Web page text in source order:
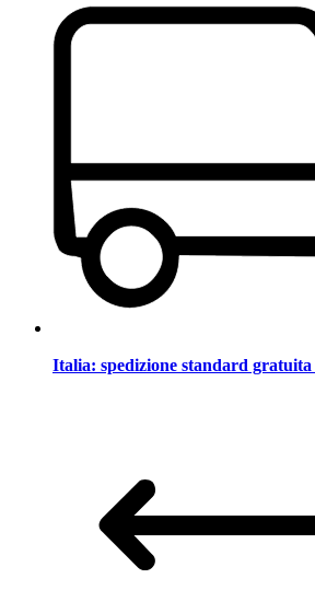
Italia: spedizione standard gratuita